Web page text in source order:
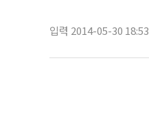
입력 2014-05-30 18:53